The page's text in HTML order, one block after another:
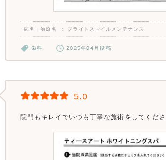
病名・治療名 ブライトスマイルメンテナンス
歯科 2025年04月投稿
5.0
院門もキレイでいつも丁寧な施術をしてくだ